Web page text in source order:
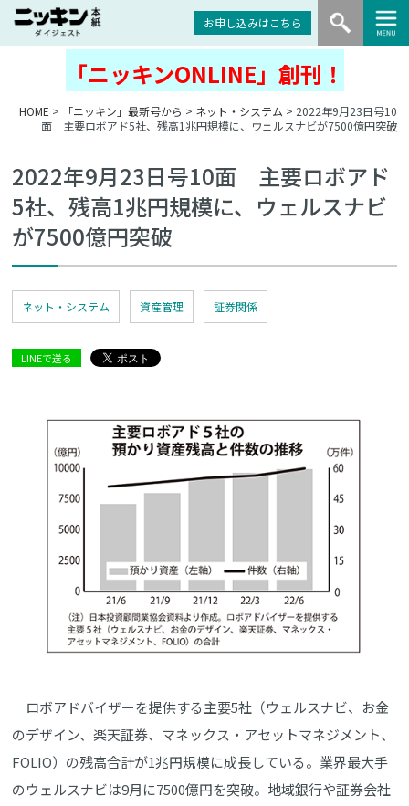
お申し込みはこちら
「ニッキンONLINE」創刊！
HOME > 「ニッキン」最新号から > ネット・システム > 2022年9月23日号10
面 主要ロボアド5社、残高1兆円規模に、ウェルスナビが7500億円突破
2022年9月23日号10面 主要ロボアド
5社、残高1兆円規模に、ウェルスナビ
が7500億円突破
ネット・システム 資産管理 証券関係
LINEで送る
ロボアドバイザーを提供する主要5社（ウェルスナビ、お金
のデザイン、楽天証券、マネックス・アセットマネジメント、
FOLIO）の残高合計が1兆円規模に成長している。業界最大手
のウェルスナビは9月に7500億円を突破。地域銀行や証券会社